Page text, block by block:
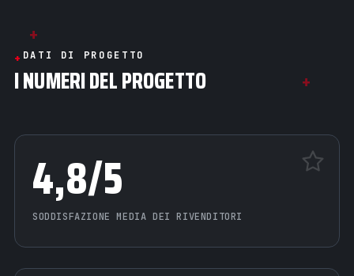
+
+
DATI DI PROGETTO
I NUMERI DEL PROGETTO
4,8/5
SODDISFAZIONE MEDIA DEI RIVENDITORI